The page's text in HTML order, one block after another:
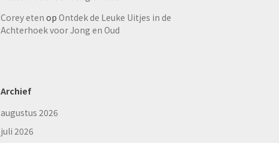
Corey eten op Ontdek de Leuke Uitjes in de
Achterhoek voor Jong en Oud
Archief
augustus 2026
juli 2026